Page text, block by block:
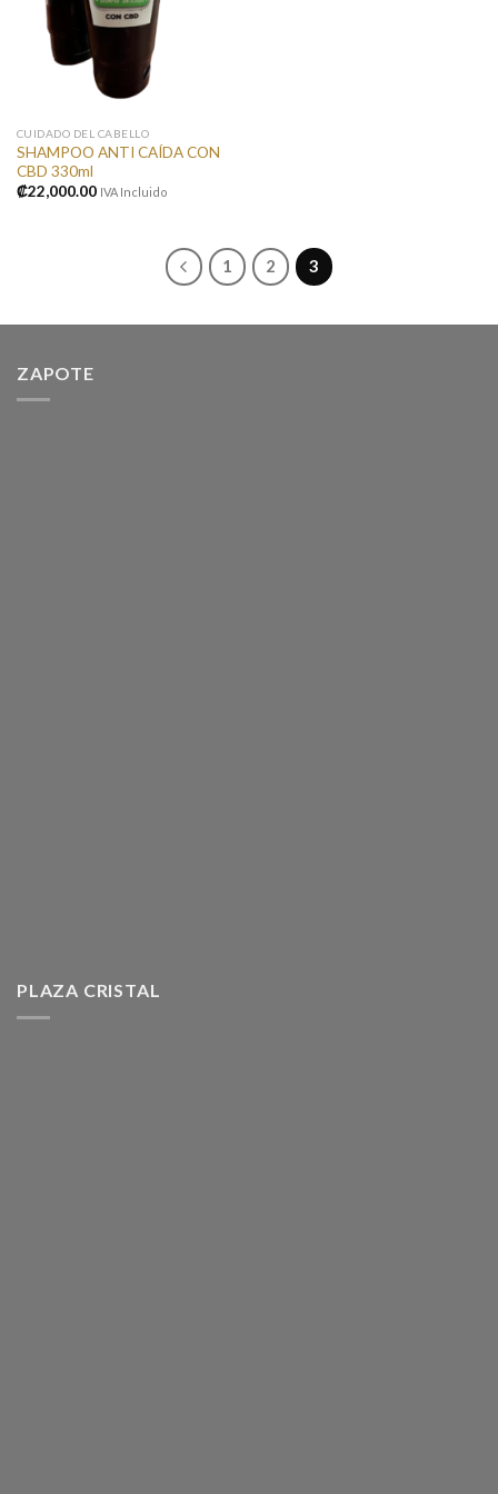
CUIDADO DEL CABELLO
SHAMPOO ANTI CAÍDA CON
CBD 330ml
₡22,000.00 IVA Incluido
1 2 3
ZAPOTE
PLAZA CRISTAL